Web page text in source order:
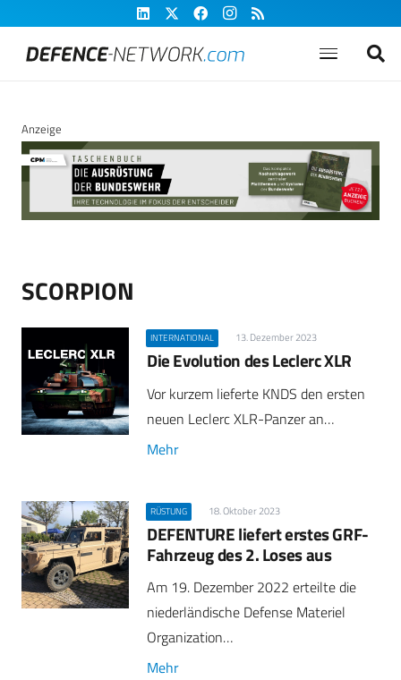
Anzeige
SCORPION
INTERNATIONAL 13. Dezember 2023
Die Evolution des Leclerc XLR
Vor kurzem lieferte KNDS den ersten
neuen Leclerc XLR-Panzer an…
Mehr
RÜSTUNG 18. Oktober 2023
DEFENTURE liefert erstes GRF-
Fahrzeug des 2. Loses aus
Am 19. Dezember 2022 erteilte die
niederländische Defense Materiel
Organization…
Mehr